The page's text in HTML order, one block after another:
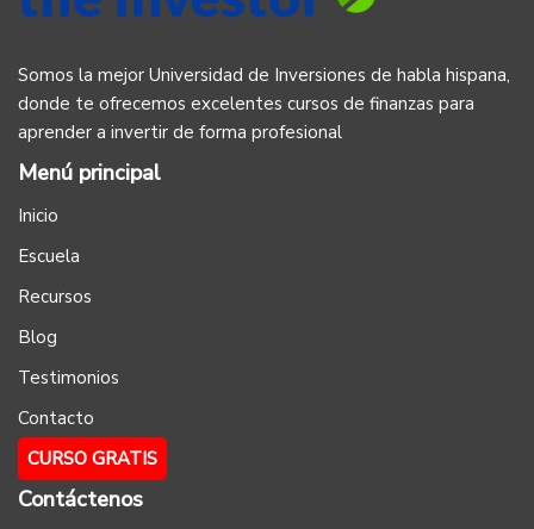
Somos la mejor Universidad de Inversiones de habla hispana,
donde te ofrecemos excelentes cursos de finanzas para
aprender a invertir de forma profesional
Menú principal
Inicio
Escuela
Recursos
Blog
Testimonios
Contacto
CURSO GRATIS
Contáctenos